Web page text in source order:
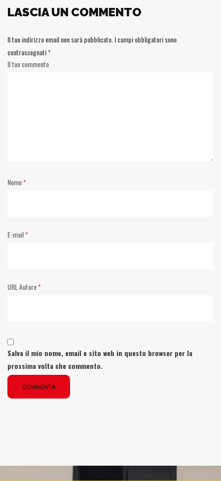
LASCIA UN COMMENTO
Il tuo indirizzo email non sarà pubblicato. I campi obbligatori sono
contrassegnati*
Il tuo commento
Nome*
E-mail*
URL Autore*
Salva il mio nome, email e sito web in questo browser per la
prossima volta che commento.
COMMENTA